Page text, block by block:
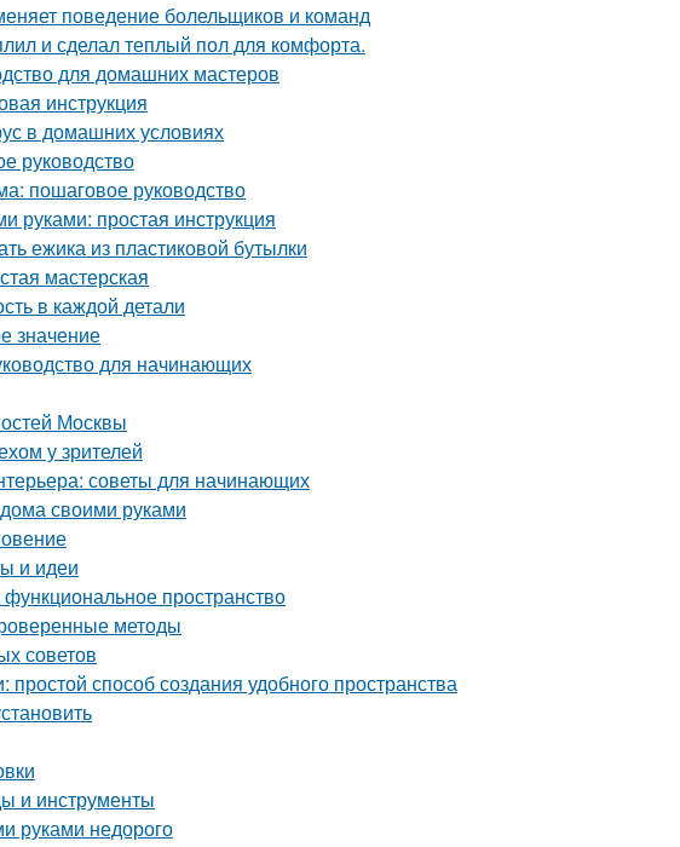
поведение болельщиков и команд
и сделал теплый пол для комфорта.
для домашних мастеров
инструкция
в домашних условиях
руководство
пошаговое руководство
руками: простая инструкция
ежика из пластиковой бутылки
мастерская
в каждой детали
значение
для начинающих
Москвы
у зрителей
советы для начинающих
своими руками
и идеи
пространство
методы
советов
способ создания удобного пространства
и инструменты
руками недорого